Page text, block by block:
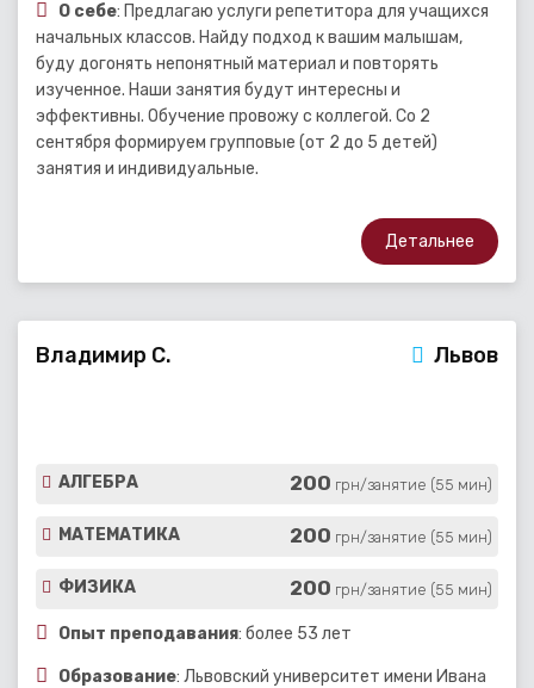
О себе: Предлагаю услуги репетитора для учащихся
начальных классов. Найду подход к вашим малышам,
буду догонять непонятный материал и повторять
изученное. Наши занятия будут интересны и
эффективны. Обучение провожу с коллегой. Со 2
сентября формируем групповые (от 2 до 5 детей)
занятия и индивидуальные.
Детальнее
Владимир С. Львов
АЛГЕБРА 200 грн/занятие (55 мин)
МАТЕМАТИКА 200 грн/занятие (55 мин)
ФИЗИКА 200 грн/занятие (55 мин)
Опыт преподавания: более 53 лет
Образование: Львовский университет имени Ивана